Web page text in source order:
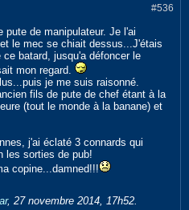
#536
pute de manipulateur. Je l'ai
le mec se chiait dessus...J'étais
batard, jusqu'a défoncer le
mon regard.
je me suis raisonné.
fils de pute de chef étant à la
(tout le monde à la banane) et
j'ai éclaté 3 connards qui
les sorties de pub!
copine...damned!!!
, 27 novembre 2014, 17h52.